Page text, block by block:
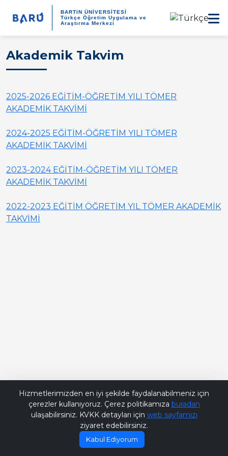
BARTIN ÜNİVERSİTESİ
Türkçe Öğretim Uygulama ve
Araştırma Merkezi
Akademik Takvim
2025-2026 EĞİTİM-ÖĞRETİM YILI TÖMER
AKADEMİK TAKVİMİ
2024-2025 EĞİTİM-ÖĞRETİM YILI TÖMER
AKADEMİK TAKVİMİ
2023-2024 EĞİTİM-ÖĞRETİM YILI TÖMER
AKADEMİK TAKVİMİ
2022-2023 EĞİTİM ÖĞRETİM YIL TÖMER AKADEMİK
TAKVİMİ
Hizmetlerimizden en iyi şekilde faydalanabilmeniz için
çerezler kullanıyoruz. Çerez politikamıza buradan
ulaşabilirsiniz. KVKK detayları için web sayfamızı
ziyaret edebilirsiniz.
Kabul Ediyorum
Bana Soru Sor | Ask Me